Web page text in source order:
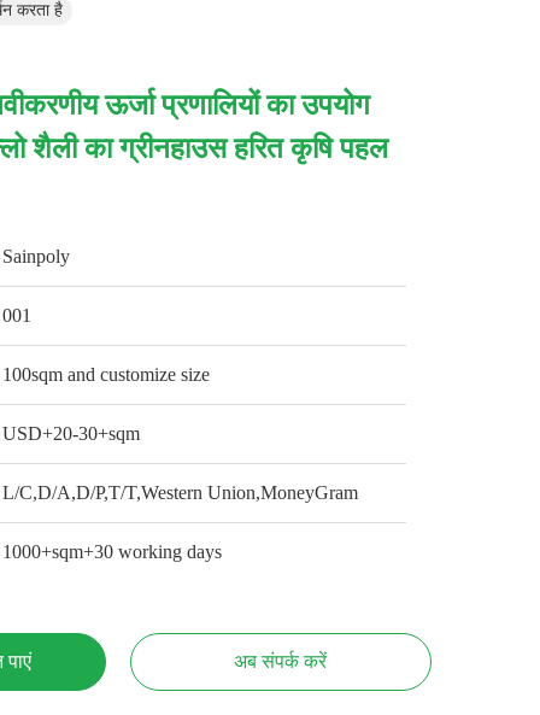
करता है
ऊर्जा प्रणालियों का उपयोग
शैली का ग्रीनहाउस हरित कृषि पहल
Sainpoly
001
100sqm and customize size
USD+20-30+sqm
L/C,D/A,D/P,T/T,Western Union,MoneyGram
1000+sqm+30 working days
अब संपर्क करें